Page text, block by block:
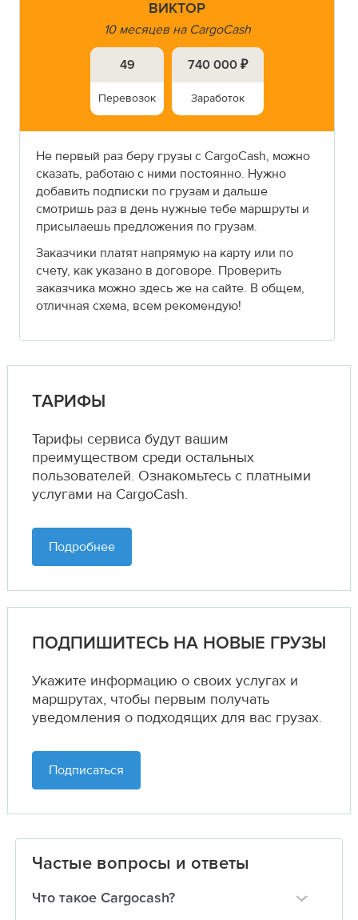
ВИКТОР
10 месяцев на CargoCash
49
Перевозок
740 000 ₽
Заработок
Не первый раз беру грузы с CargoCash, можно
сказать, работаю с ними постоянно. Нужно
добавить подписки по грузам и дальше
смотришь раз в день нужные тебе маршруты и
присылаешь предложения по грузам.
Заказчики платят напрямую на карту или по
счету, как указано в договоре. Проверить
заказчика можно здесь же на сайте. В общем,
отличная схема, всем рекомендую!
ТАРИФЫ
Тарифы сервиса будут вашим
преимуществом среди остальных
пользователей. Ознакомьтесь с платными
услугами на CargoCash.
Подробнее
ПОДПИШИТЕСЬ НА НОВЫЕ ГРУЗЫ
Укажите информацию о своих услугах и
маршрутах, чтобы первым получать
уведомления о подходящих для вас грузах.
Подписаться
Частые вопросы и ответы
Что такое Cargocash?